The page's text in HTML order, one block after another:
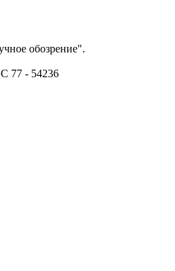
обозрение".
77 - 54236